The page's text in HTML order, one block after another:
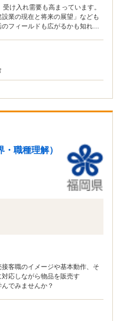
け入れ需要も高まっています。
業の現在と将来の展望」なども
フィールドも広がるかも知れま
職種理解）
客職のイメージや基本動作、そ
応しながら物品を販売す
でみませんか？